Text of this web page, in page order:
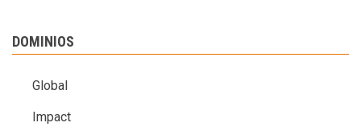
DOMINIOS
Global
Impact